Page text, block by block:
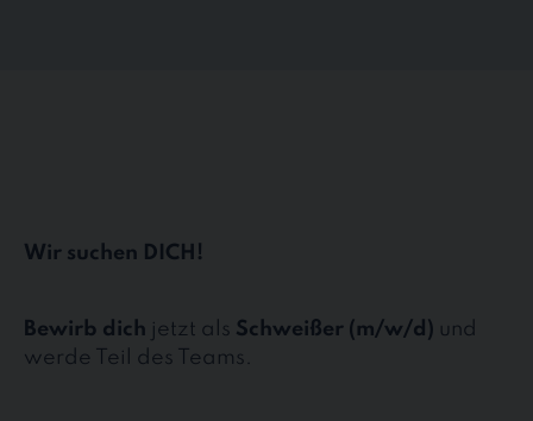
Wir suchen DICH!
Bewirb dich jetzt als Schweißer (m/w/d) und
werde Teil des Teams.